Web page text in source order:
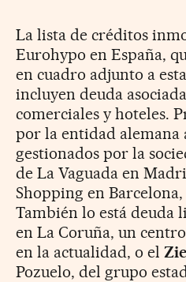
La lista de créditos
Eurohypo en España,
en cuadro adjunto a
incluyen deuda
comerciales y hoteles.
por la entidad alemana
gestionados por la
de La Vaguada en
Shopping en Barcelona,
También lo está deuda
en La Coruña, un
en la actualidad, o el
Pozuelo, del grupo